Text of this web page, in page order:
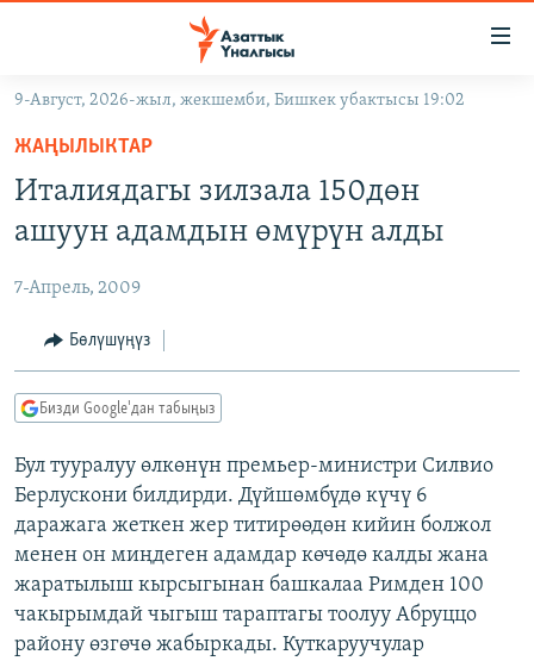
Навигацияга
өтүңүз
Издөөгө
салыңыз
ЭКОНОМИКА
МАДАНИЯТ
БОРБОР АЗИЯ
УКРАИНА
АТАЙЫН ИЛИКТӨӨ
ТВ ПРОГРАММАЛАР
ЭКСПЕРТТЕР ТАЛДАЙТ
БИЗ ЖАНА ДҮЙНӨ
ДАНИСТЕ
ЭЖЕ-СИҢДИЛЕР
АЗАТТЫК+
ЫҢГАЙСЫЗ СУРООЛОР
ӨЗГӨЧӨ ПИКИР
Русский
ОНЛАЙН ШЕРИНЕ
9-Август, 2026-жыл, жекшемби, Бишкек убактысы 19:02
ЖАҢЫЛЫКТАР
Италиядагы зилзала 150дөн
ашуун адамдын өмүрүн алды
7-Апрель, 2009
Бөлүшүңүз
Бизди Google'дан табыңыз
Бул тууралуу өлкөнүн премьер-министри Силвио
Берлускони билдирди. Дүйшөмбүдө күчү 6
даражага жеткен жер титирөөдөн кийин болжол
менен он миңдеген адамдар көчөдө калды жана
жаратылыш кырсыгынан башкалаа Римден 100
чакырымдай чыгыш тараптагы тоолуу Абруццо
району өзгөчө жабыркады. Куткаруучулар